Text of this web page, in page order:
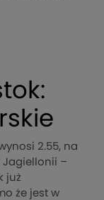
2.55, na
Jagiellonii –
już
że jest w